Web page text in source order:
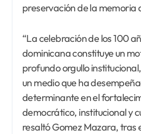
preservación de la memoria
“La celebración de los 100
dominicana constituye un
profundo orgullo
un medio que ha
determinante en el
democrático, institucional y
resaltó Gomez Mazara, tras